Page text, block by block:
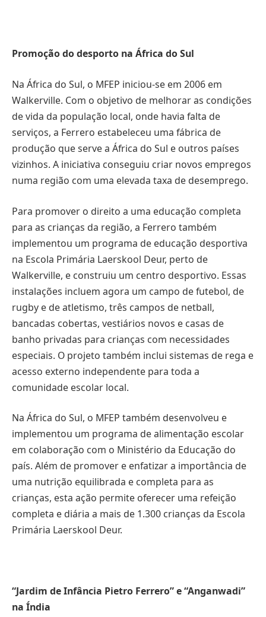
Promoção do desporto na África do Sul
Na África do Sul, o MFEP iniciou-se em 2006 em
Walkerville. Com o objetivo de melhorar as condições
de vida da população local, onde havia falta de
serviços, a Ferrero estabeleceu uma fábrica de
produção que serve a África do Sul e outros países
vizinhos. A iniciativa conseguiu criar novos empregos
numa região com uma elevada taxa de desemprego.
Para promover o direito a uma educação completa
para as crianças da região, a Ferrero também
implementou um programa de educação desportiva
na Escola Primária Laerskool Deur, perto de
Walkerville, e construiu um centro desportivo. Essas
instalações incluem agora um campo de futebol, de
rugby e de atletismo, três campos de netball,
bancadas cobertas, vestiários novos e casas de
banho privadas para crianças com necessidades
especiais. O projeto também inclui sistemas de rega e
acesso externo independente para toda a
comunidade escolar local.
Na África do Sul, o MFEP também desenvolveu e
implementou um programa de alimentação escolar
em colaboração com o Ministério da Educação do
país. Além de promover e enfatizar a importância de
uma nutrição equilibrada e completa para as
crianças, esta ação permite oferecer uma refeição
completa e diária a mais de 1.300 crianças da Escola
Primária Laerskool Deur.
“Jardim de Infância Pietro Ferrero” e “Anganwadi”
na Índia